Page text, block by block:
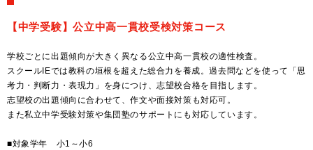
【中学受験】公立中高一貫校受検対策コース
学校ごとに出題傾向が⼤きく異なる公立中高一貫校の適性検査。
スクールIEでは教科の垣根を超えた総合力を養成。過去問などを使って「思
考力・判断力・表現力」を身につけ、志望校合格を目指します。
志望校の出題傾向に合わせて、作文や面接対策も対応可。
また私立中学受験対策や集団塾のサポートにも対応しています。
■対象学年 小1～小6